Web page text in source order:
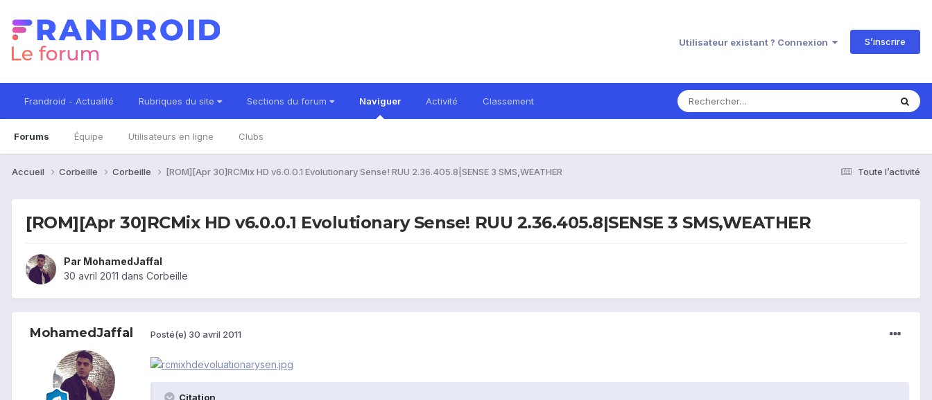
Utilisateur existant ? Connexion S’inscrire
Frandroid - Actualité Rubriques du site Sections du forum Naviguer
Forums Équipe Utilisateurs en ligne Clubs
Activité Classement
Toute l’activité
Accueil Corbeille Corbeille [ROM][Apr 30]RCMix HD v6.0.0.1 Evolutionary Sense! RUU 2.36.405.8|SENSE 3 SMS,WEATHER
[ROM][Apr 30]RCMix HD v6.0.0.1 Evolutionary Sense! RUU 2.36.405.8|SENSE 3 SMS,WEATHER
Par MohamedJaffal
30 avril 2011 dans Corbeille
MohamedJaffal Posté(e) 30 avril 2011
Citation